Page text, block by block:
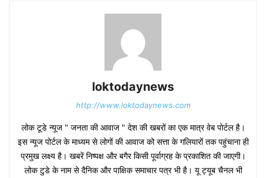
loktodaynews
http://www.loktodaynews.com
लोक टूडे न्यूज " जनता की आवाज " देश की खबरों का एक मात्र वेब पोर्टल है।
इस न्यूज पोर्टल के माध्यम से लोगों की आवाज को सत्ता के गलियारों तक पहुंचाना ही
प्रमुख लक्ष्य है। खबरें निष्पक्ष और बगैर किसी पूर्वाग्रह के प्रकाशित की जाएगी।
लोक टुडे के नाम से दैनिक और पाक्षिक समाचार पत्र भी है। यू ट्यूब चैनल भी